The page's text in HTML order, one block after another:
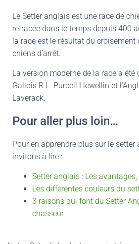
Le Setter anglais est une race de
retracée dans le temps depuis 400
la race est le résultat du croisement
chiens d’arrêt.
La version moderne de la race a été
Gallois R.L. Purcell Llewellin et
Laverack.
Pour aller plus loin…
Pour en apprendre plus sur le
invitons à lire :
Setter anglais : Les
Les différentes couleurs du
3 raisons qui font du Setter
chasseur